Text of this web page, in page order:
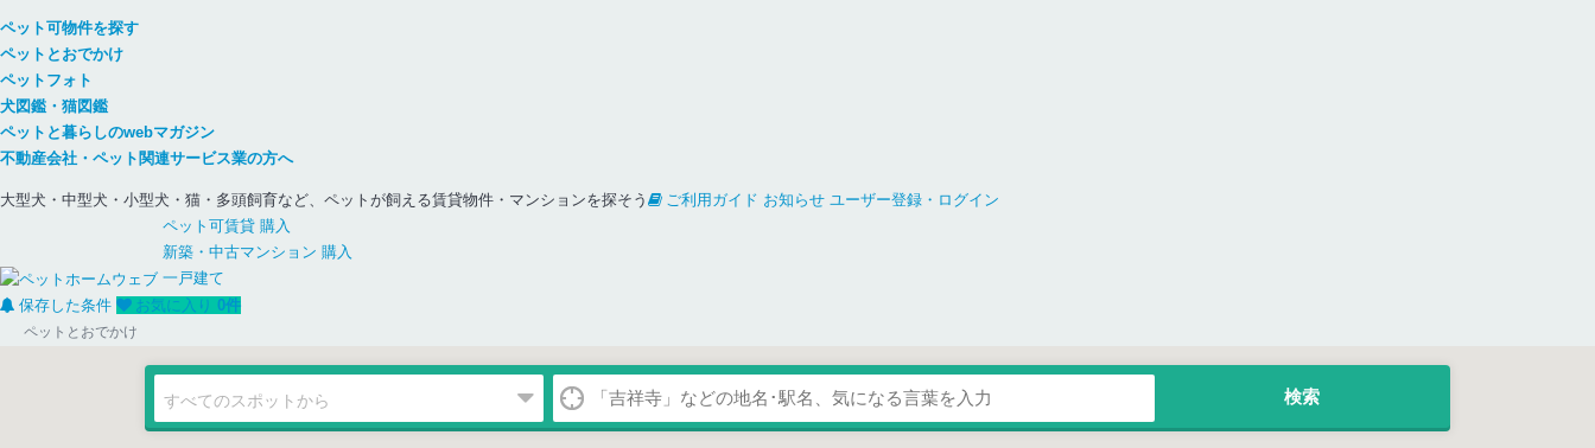
ペット可物件を探す
ペットとおでかけ
ペットフォト
犬図鑑・猫図鑑
ペットと暮らしのwebマガジン
不動産会社・ペット関連サービス業の方へ
大型犬・中型犬・小型犬・猫・多頭飼育など、ペットが飼える賃貸物件・マンションを探そう ご利用ガイド お知らせ ユーザー登録・ログイン
ペット可賃貸 購入
新築・中古マンション 購入
一戸建て
保存した条件
お気に入り 0件
ペットとおでかけ